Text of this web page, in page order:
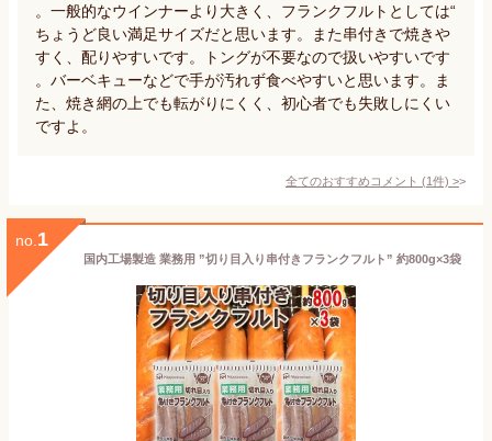
。一般的なウインナーより大きく、フランクフルトとしては“
ちょうど良い満足サイズだと思います。また串付きで焼きや
すく、配りやすいです。トングが不要なので扱いやすいです
。バーベキューなどで手が汚れず食べやすいと思います。ま
た、焼き網の上でも転がりにくく、初心者でも失敗しにくい
ですよ。
全てのおすすめコメント (1件) >
no. 1
国内工場製造 業務用 ”切り目入り串付きフランクフルト” 約800g×3袋